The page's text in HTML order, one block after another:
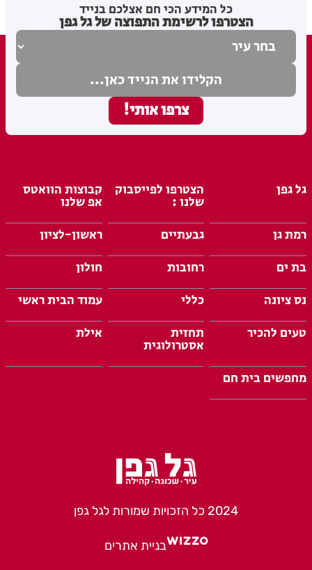
כל המידע הכי חם אצלכם בנייד
הצטרפו לרשימת התפוצה של גל גפן
גל גפן הצטרפו לפייסבוק
שלנו :
קבוצות הוואטס
אפ שלנו
רמת גן
גבעתיים
ראשון-לציון
בת ים
רחובות
חולון
נס ציונה
כללי
עמוד הבית ראשי
טעים להכיר
תחזית
אסטרולוגית
אילת
מחפשים בית חם
2024 כל הזכויות שמורות לגל גפן
בניית אתרים